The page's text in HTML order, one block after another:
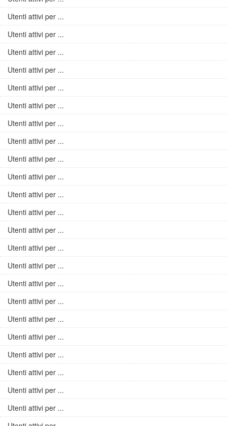
Utenti attivi per ...
Utenti attivi per ...
Utenti attivi per ...
Utenti attivi per ...
Utenti attivi per ...
Utenti attivi per ...
Utenti attivi per ...
Utenti attivi per ...
Utenti attivi per ...
Utenti attivi per ...
Utenti attivi per ...
Utenti attivi per ...
Utenti attivi per ...
Utenti attivi per ...
Utenti attivi per ...
Utenti attivi per ...
Utenti attivi per ...
Utenti attivi per ...
Utenti attivi per ...
Utenti attivi per ...
Utenti attivi per ...
Utenti attivi per ...
Utenti attivi per ...